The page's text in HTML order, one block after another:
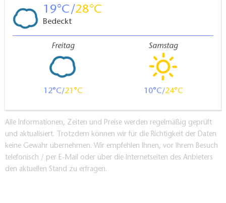
19 28
Bedeckt
Freitag
12 21
Samstag
10 24
Alle Informationen, Zeiten und Preise werden regelmäßig geprüft
und aktualisiert. Trotzdem können wir für die Richtigkeit der Daten
keine Gewähr übernehmen. Wir empfehlen Ihnen, vor Ihrem Besuch
telefonisch / per E-Mail oder über die Internetseiten des Anbieters
den aktuellen Stand zu erfragen.